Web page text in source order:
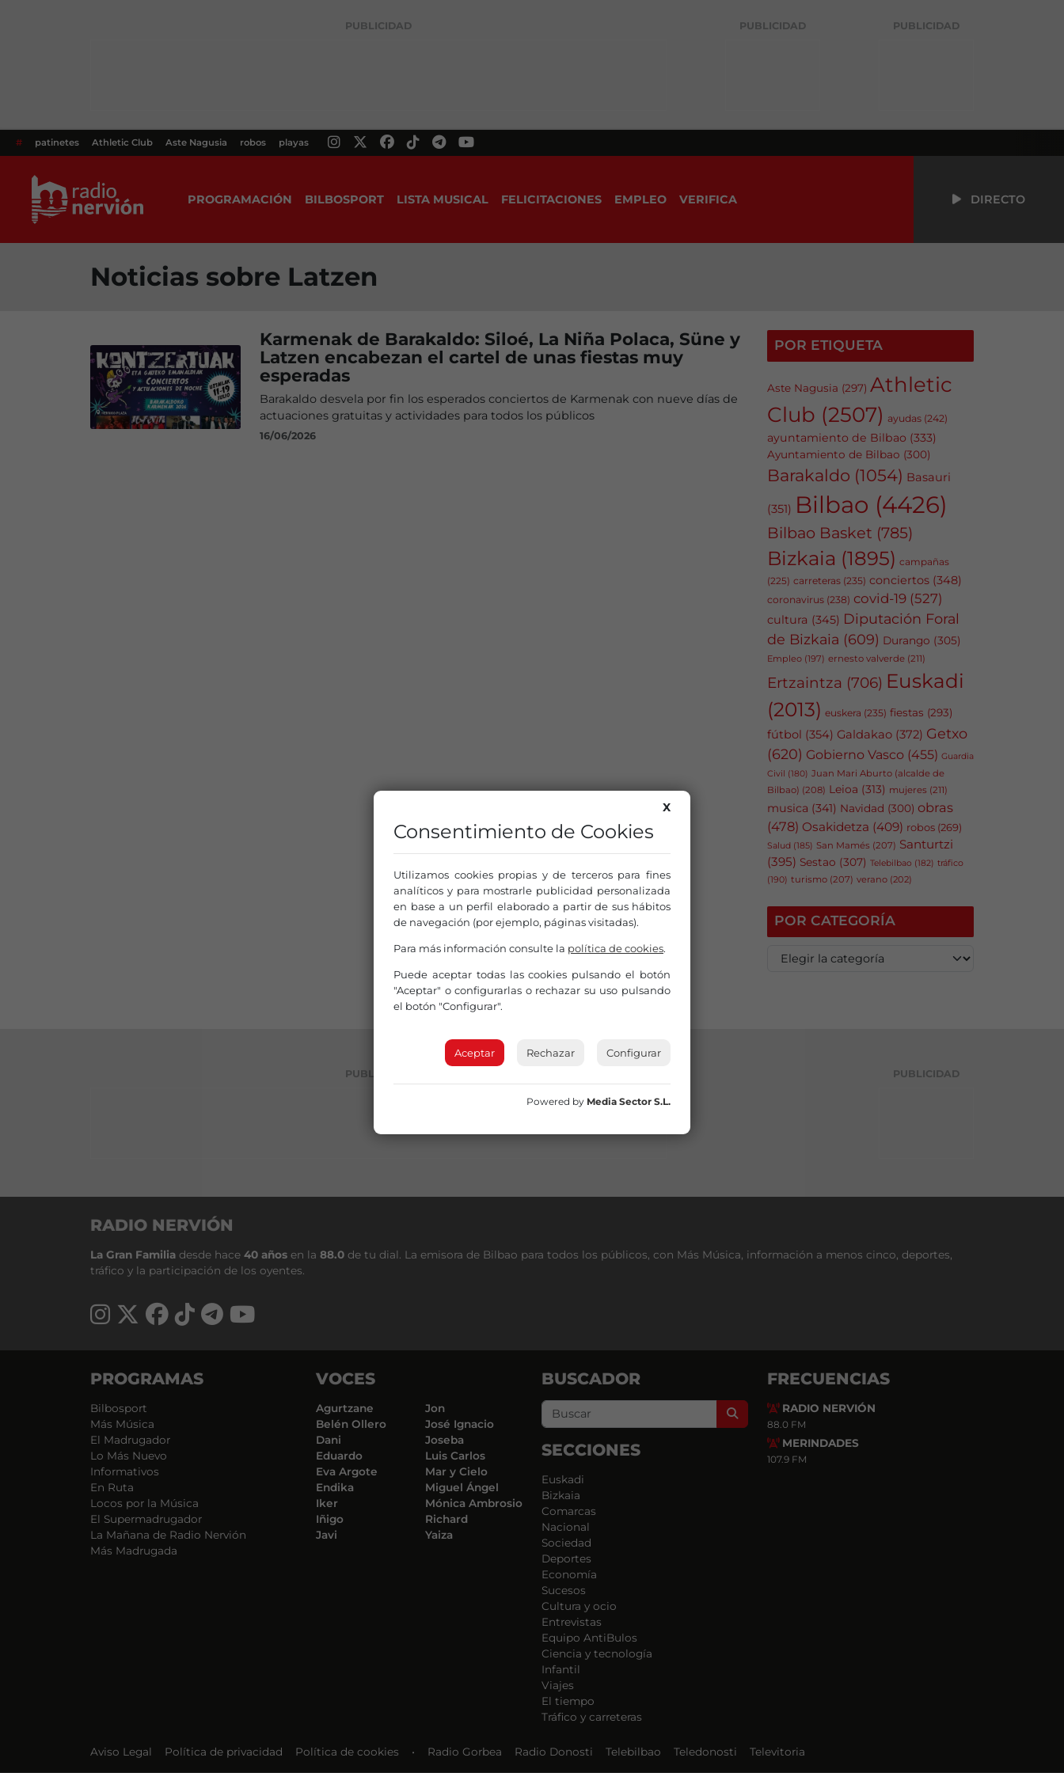
PUBLICIDAD PUBLICIDAD PUBLICIDAD
# patinetes Athletic Club Aste Nagusia robos playas
PROGRAMACIÓN BILBOSPORT LISTA MUSICAL FELICITACIONES EMPLEO VERIFICA DIRECTO
Noticias sobre Latzen
Karmenak de Barakaldo: Siloé, La Niña Polaca, Süne y
Latzen encabezan el cartel de unas fiestas muy
esperadas
Barakaldo desvela por fin los esperados conciertos de Karmenak con nueve días de
actuaciones gratuitas y actividades para todos los públicos
16/06/2026
POR ETIQUETA
Aste Nagusia (297) Athletic
Club (2507) ayudas (242)
ayuntamiento de Bilbao (333)
Ayuntamiento de Bilbao (300)
Barakaldo (1054) Basauri
(351) Bilbao (4426)
Bilbao Basket (785)
Bizkaia (1895) campañas
(225) carreteras (235) conciertos (348)
coronavirus (238) covid-19 (527)
cultura (345) Diputación Foral
de Bizkaia (609) Durango (305)
Empleo (197) ernesto valverde (211)
Ertzaintza (706) Euskadi
(2013) euskera (235) fiestas (293)
fútbol (354) Galdakao (372) Getxo
(620) Gobierno Vasco (455) Guardia
Civil (180) Juan Mari Aburto (alcalde de
Bilbao) (208) Leioa (313) mujeres (211)
musica (341) Navidad (300) obras
(478) Osakidetza (409) robos (269)
Salud (185) San Mamés (207) Santurtzi
(395) Sestao (307) Telebilbao (182) tráfico
(190) turismo (207) verano (202)
POR CATEGORÍA
PUBLICIDAD PUBLICIDAD
RADIO NERVIÓN
La Gran Familia desde hace 40 años en la 88.0 de tu dial. La emisora de Bilbao para todos los públicos, con Más Música, información a menos cinco, deportes,
tráfico y la participación de los oyentes.
PROGRAMAS
Bilbosport
Más Música
El Madrugador
Lo Más Nuevo
Informativos
En Ruta
Locos por la Música
El Supermadrugador
La Mañana de Radio Nervión
Más Madrugada
VOCES
Agurtzane
Belén Ollero
Dani
Eduardo
Eva Argote
Endika
Iker
Iñigo
Javi
Jon
José Ignacio
Joseba
Luis Carlos
Mar y Cielo
Miguel Ángel
Mónica Ambrosio
Richard
Yaiza
BUSCADOR
Search
SECCIONES
Euskadi
Bizkaia
Comarcas
Nacional
Sociedad
Deportes
Economía
Sucesos
Cultura y ocio
Entrevistas
Equipo AntiBulos
Ciencia y tecnología
Infantil
Viajes
El tiempo
Tráfico y carreteras
FRECUENCIAS
RADIO NERVIÓN
88.0 FM
MERINDADES
107.9 FM
Aviso Legal Política de privacidad Política de cookies • Radio Gorbea Radio Donosti Telebilbao Teledonosti Televitoria
X
Consentimiento de Cookies
Utilizamos cookies propias y de terceros para fines
analíticos y para mostrarle publicidad personalizada
en base a un perfil elaborado a partir de sus hábitos
de navegación (por ejemplo, páginas visitadas).
Para más información consulte la política de cookies.
Puede aceptar todas las cookies pulsando el botón
"Aceptar" o configurarlas o rechazar su uso pulsando
el botón "Configurar".
Aceptar Rechazar Configurar
Powered by Media Sector S.L.